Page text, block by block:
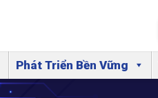
Phát Triển Bền Vững